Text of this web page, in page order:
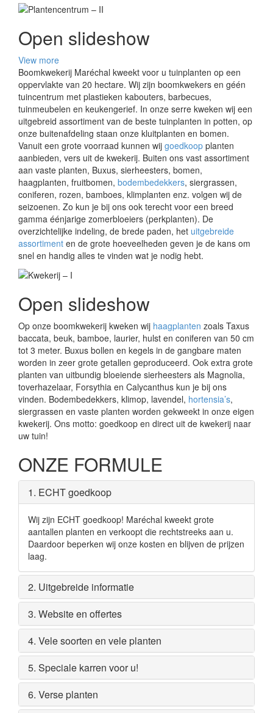
Open slideshow
View more
Boomkwekerij Maréchal kweekt voor u tuinplanten op een
oppervlakte van 20 hectare. Wij zijn boomkwekers en géén
tuincentrum met plastieken kabouters, barbecues,
tuinmeubelen en keukengerief. In onze serre kweken wij een
uitgebreid assortiment van de beste tuinplanten in potten, op
onze buitenafdeling staan onze kluitplanten en bomen.
Vanuit een grote voorraad kunnen wij goedkoop planten
aanbieden, vers uit de kwekerij. Buiten ons vast assortiment
aan vaste planten, Buxus, sierheesters, bomen,
haagplanten, fruitbomen, bodembedekkers, siergrassen,
coniferen, rozen, bamboes, klimplanten enz. volgen wij de
seizoenen. Zo kun je bij ons ook terecht voor een breed
gamma éénjarige zomerbloeiers (perkplanten). De
overzichtelijke indeling, de brede paden, het uitgebreide
assortiment en de grote hoeveelheden geven je de kans om
snel en handig alles te vinden wat je nodig hebt.
Open slideshow
Op onze boomkwekerij kweken wij haagplanten zoals Taxus
baccata, beuk, bamboe, laurier, hulst en coniferen van 50 cm
tot 3 meter. Buxus bollen en kegels in de gangbare maten
worden in zeer grote getallen geproduceerd. Ook extra grote
planten van uitbundig bloeiende sierheesters als Magnolia,
toverhazelaar, Forsythia en Calycanthus kun je bij ons
vinden. Bodembedekkers, klimop, lavendel, hortensia’s,
siergrassen en vaste planten worden gekweekt in onze eigen
kwekerij. Ons motto: goedkoop en direct uit de kwekerij naar
uw tuin!
ONZE FORMULE
1. ECHT goedkoop
Wij zijn ECHT goedkoop! Maréchal kweekt grote
aantallen planten en verkoopt die rechtstreeks aan u.
Daardoor beperken wij onze kosten en blijven de prijzen
laag.
2. Uitgebreide informatie
3. Website en offertes
4. Vele soorten en vele planten
5. Speciale karren voor u!
6. Verse planten